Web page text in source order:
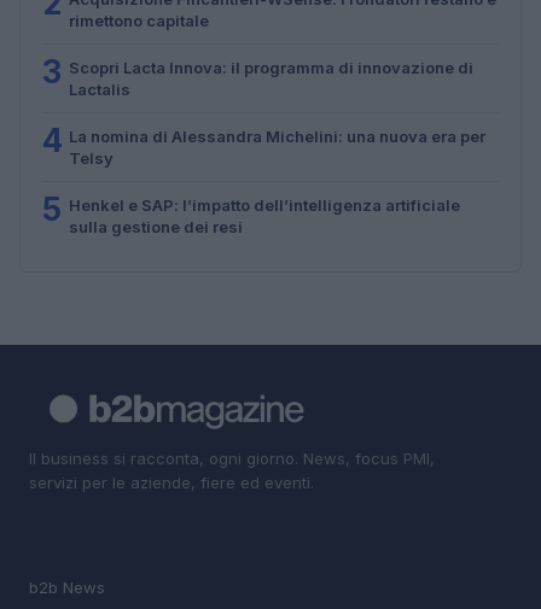
rimettono capitale
3 Scopri Lacta Innova: il programma di innovazione di
Lactalis
4 La nomina di Alessandra Michelini: una nuova era per
Telsy
5 Henkel e SAP: l’impatto dell’intelligenza artificiale
sulla gestione dei resi
Il business si racconta, ogni giorno. News, focus PMI,
servizi per le aziende, fiere ed eventi.
b2b News